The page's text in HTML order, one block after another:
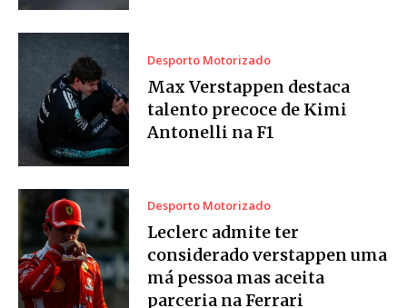
Desporto Motorizado
Max Verstappen destaca
talento precoce de Kimi
Antonelli na F1
Desporto Motorizado
Leclerc admite ter
considerado verstappen uma
má pessoa mas aceita
parceria na Ferrari